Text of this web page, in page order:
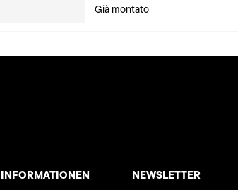
Già montato
INFORMATIONEN NEWSLETTER